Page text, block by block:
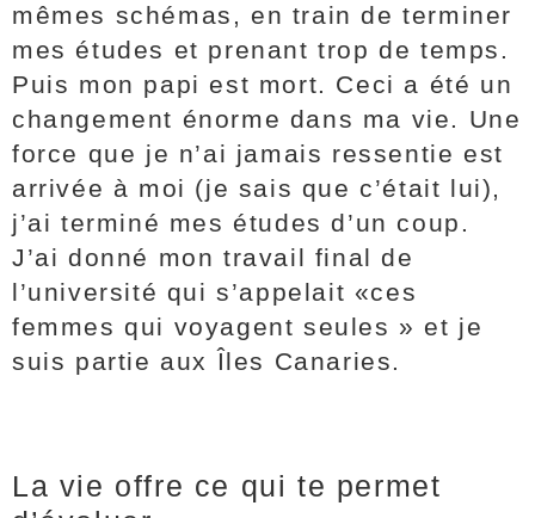
mêmes schémas, en train de terminer
mes études et prenant trop de temps.
Puis mon papi est mort. Ceci a été un
changement énorme dans ma vie. Une
force que je n’ai jamais ressentie est
arrivée à moi (je sais que c’était lui),
j’ai terminé mes études d’un coup.
J’ai donné mon travail final de
l’université qui s’appelait «ces
femmes qui voyagent seules » et je
suis partie aux Îles Canaries.
La vie offre ce qui te permet